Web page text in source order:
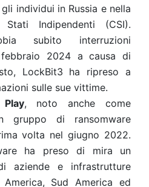
individui in Russia e nella
Indipendenti (CSI).
subito interruzioni
2024 a causa di
LockBit3 ha ripreso a
sulle sue vittime.
, noto anche come
gruppo di ransomware
volta nel giugno 2022.
ha preso di mira un
aziende e infrastrutture
Sud America ed